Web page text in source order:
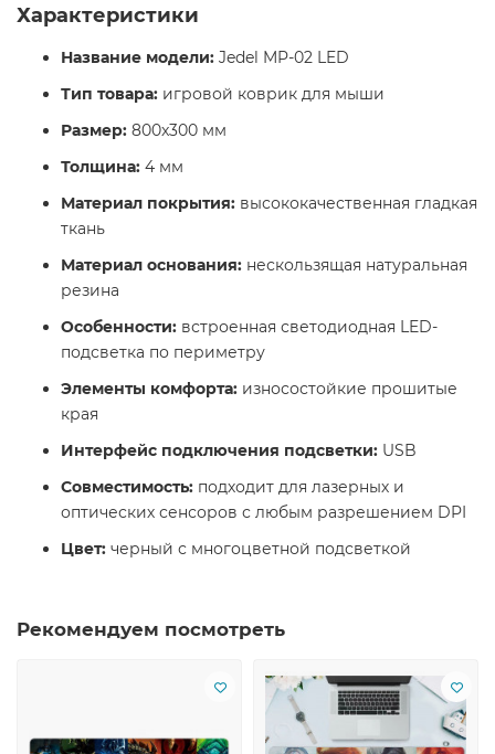
Характеристики
Название модели: Jedel MP-02 LED
Тип товара: игровой коврик для мыши
Размер: 800x300 мм
Толщина: 4 мм
Материал покрытия: высококачественная гладкая
ткань
Материал основания: нескользящая натуральная
резина
Особенности: встроенная светодиодная LED-
подсветка по периметру
Элементы комфорта: износостойкие прошитые
края
Интерфейс подключения подсветки: USB
Совместимость: подходит для лазерных и
оптических сенсоров с любым разрешением DPI
Цвет: черный с многоцветной подсветкой
Рекомендуем посмотреть